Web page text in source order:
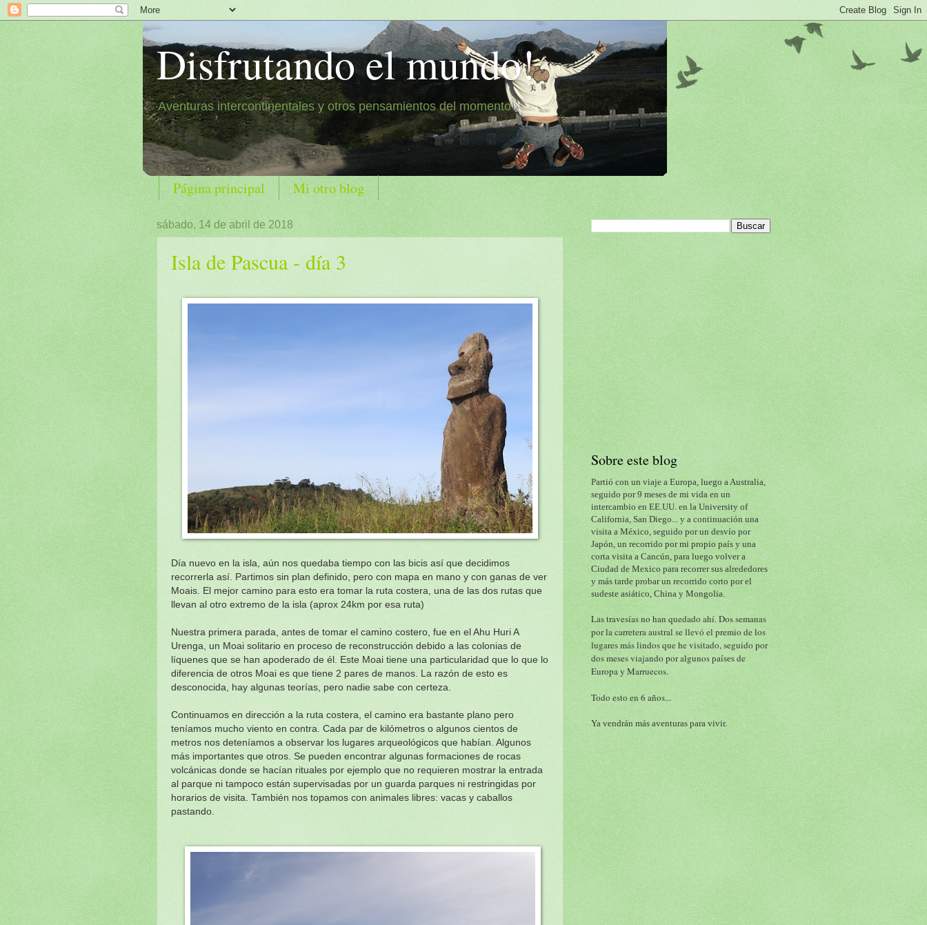
Disfrutando el mundo!
Aventuras intercontinentales y otros pensamientos del momento
Página principal Mi otro blog
sábado, 14 de abril de 2018
Isla de Pascua - día 3
Día nuevo en la isla, aún nos quedaba tiempo con las bicis así que decidimos
recorrerla así. Partimos sin plan definido, pero con mapa en mano y con ganas de ver
Moais. El mejor camino para esto era tomar la ruta costera, una de las dos rutas que
llevan al otro extremo de la isla (aprox 24km por esa ruta)
Nuestra primera parada, antes de tomar el camino costero, fue en el Ahu Huri A
Urenga, un Moai solitario en proceso de reconstrucción debido a las colonias de
líquenes que se han apoderado de él. Este Moai tiene una particularidad que lo que lo
diferencia de otros Moai es que tiene 2 pares de manos. La razón de esto es
desconocida, hay algunas teorías, pero nadie sabe con certeza.
Continuamos en dirección a la ruta costera, el camino era bastante plano pero
teníamos mucho viento en contra. Cada par de kilómetros o algunos cientos de
metros nos deteníamos a observar los lugares arqueológicos que habían. Algunos
más importantes que otros. Se pueden encontrar algunas formaciones de rocas
volcánicas donde se hacían rituales por ejemplo que no requieren mostrar la entrada
al parque ni tampoco están supervisadas por un guarda parques ni restringidas por
horarios de visita. También nos topamos con animales libres: vacas y caballos
pastando.
Sobre este blog
Partió con un viaje a Europa, luego a Australia,
seguido por 9 meses de mi vida en un
intercambio en EE.UU. en la University of
California, San Diego... y a continuación una
visita a México, seguido por un desvío por
Japón, un recorrido por mi propio país y una
corta visita a Cancún, para luego volver a
Ciudad de Mexico para recorrer sus alrededores
y más tarde probar un recorrido corto por el
sudeste asiático, China y Mongolia.
Las travesías no han quedado ahí. Dos semanas
por la carretera austral se llevó el premio de los
lugares más lindos que he visitado, seguido por
dos meses viajando por algunos países de
Europa y Marruecos.
Todo esto en 6 años...
Ya vendrán más aventuras para vivir.